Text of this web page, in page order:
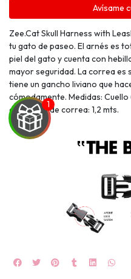
de
Avísame
Zee.Cat Skull Harness with
tu gato de paseo. El arnés es
piel del gato y cuenta con
mayor seguridad. La correa es
tiene un gancho liviano que
cómodamente. Medidas: Cuello
cm) Largo de correa: 1,2 mts.